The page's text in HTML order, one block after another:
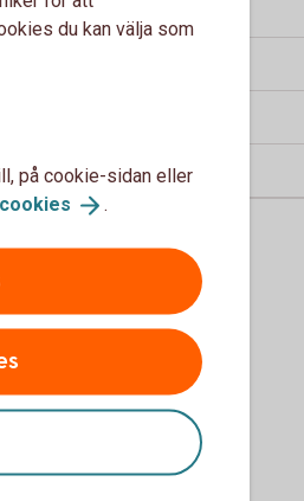
0,10 %
du kan välja som
på cookie-sidan eller
cookies .